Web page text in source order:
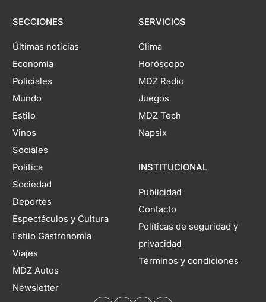
SECCIONES
Últimas noticias
Economía
Policiales
Mundo
Estilo
Vinos
Sociales
Política
Sociedad
Deportes
Espectáculos y Cultura
Estilo Gastronomía
Viajes
MDZ Autos
Newsletter
SERVICIOS
Clima
Horóscopo
MDZ Radio
Juegos
MDZ Tech
Napsix
INSTITUCIONAL
Publicidad
Contacto
Políticas de seguridad y
privacidad
Términos y condiciones